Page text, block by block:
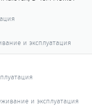
и эксплуатация
и эксплуатация